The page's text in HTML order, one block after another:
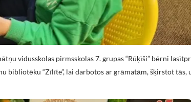
vidusskolas pirmsskolas 7. grupas “Rūķīši” bērni
bibliotēku “Zīlīte”, lai darbotos ar grāmatām, šķirstot tās,